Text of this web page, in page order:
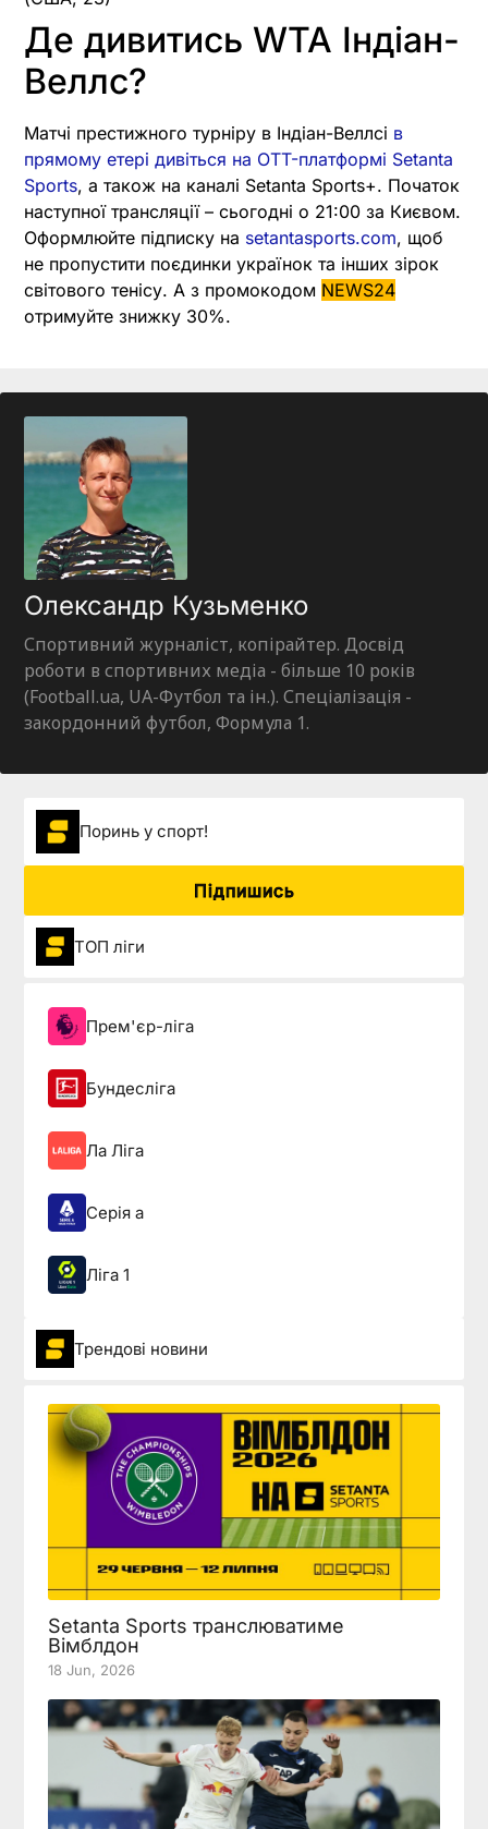
Де дивитись WTA Індіан-
Веллс?
Матчі престижного турніру в Індіан-Веллсі в
прямому етері дивіться на OTT-платформі Setanta
Sports, а також на каналі Setanta Sports+. Початок
наступної трансляції – сьогодні о 21:00 за Києвом.
Оформлюйте підписку на setantasports.com, щоб
не пропустити поєдинки українок та інших зірок
світового тенісу. А з промокодом NEWS24
отримуйте знижку 30%.
Олександр Кузьменко
Спортивний журналіст, копірайтер. Досвід
роботи в спортивних медіа - більше 10 років
(Football.ua, UA-Футбол та ін.). Спеціалізація -
закордонний футбол, Формула 1.
Поринь у спорт!
Підпишись
ТОП ліги
Прем'єр-ліга
Бундесліга
Ла Ліга
Серія а
Ліга 1
Трендові новини
Setanta Sports транслюватиме
Вімблдон
18 Jun, 2026